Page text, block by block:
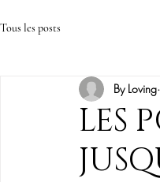
Tous les posts
LES
By Loving